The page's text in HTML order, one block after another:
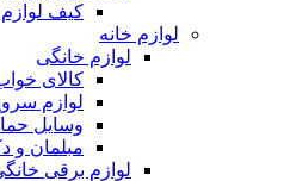
کیف
لوازم خانه
لوازم خانگی
کالای
لوازم
وسایل
مبلمان و
لوازم برقی